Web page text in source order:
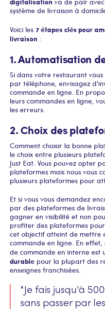
système de livraison à
Voici les 7 étapes clés pour
livraison :
1. Automatisation
Si dans votre restaurant
par téléphone, envisagez
commande en ligne. En
leurs commandes en ligne,
les erreurs.
2. Choix des
Comment choisir la bonne
le choix entre plusieurs
Just Eat. Vous pouvez opter
plateformes mais nous vous
plusieurs plateformes pour
Et si vous vous demandez
par des plateformes de
gagner en visibilité et non
profiter des plateformes
cet objectif atteint de mettre
commande en ligne. En
de commande en interne est
durable pour la plupart des
enseignes franchisées.
"Je fais jusqu'à
sans passer par